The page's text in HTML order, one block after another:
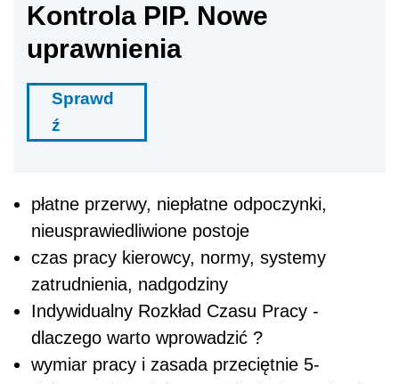
Kontrola PIP. Nowe
uprawnienia
Sprawd
ź
płatne przerwy, niepłatne odpoczynki,
nieusprawiedliwione postoje
czas pracy kierowcy, normy, systemy
zatrudnienia, nadgodziny
Indywidualny Rozkład Czasu Pracy -
dlaczego warto wprowadzić ?
wymiar pracy i zasada przeciętnie 5-